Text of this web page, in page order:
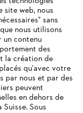
site web, nous
sans
nous utilisons
contenu
des
la création de
qu'avec votre
par nous et par des
peuvent
en dehors de
Sous